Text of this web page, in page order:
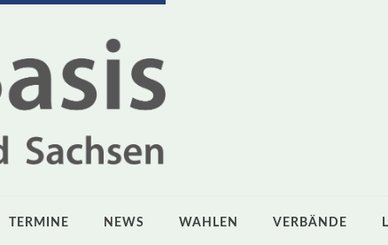
TERMINE NEWS WAHLEN VERBÄNDE